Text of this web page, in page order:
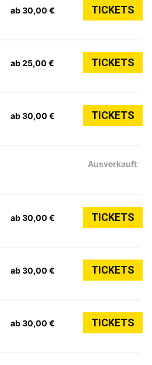
ab 30,00 € TICKETS
ab 25,00 € TICKETS
ab 30,00 € TICKETS
Ausverkauft
ab 30,00 € TICKETS
ab 30,00 € TICKETS
ab 30,00 € TICKETS